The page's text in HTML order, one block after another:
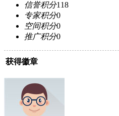
信誉积分118
专家积分0
空间积分0
推广积分0
获得徽章